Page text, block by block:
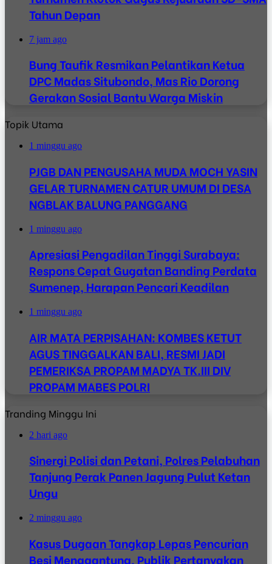
Tahun Depan
7 jam ago
Bung Taufik Resmikan Pelantikan Ketua
DPC Madas Situbondo, Mas Rio Dorong
Gerakan Sosial Bantu Warga Miskin
Topik Utama
1 minggu ago
PJGB DAN PENGUSAHA MUDA MOCH YASIN
GELAR TURNAMEN CATUR UMUM DI DESA
NGBLAK BALUNG PANGGANG
1 minggu ago
Apresiasi Pengadilan Tinggi Surabaya:
Respons Cepat Gugatan Banding Perdata
Sumenep, Harapan Pencari Keadilan
1 minggu ago
AIR MATA PERPISAHAN: KOMBES KETUT
AGUS TINGGALKAN BALI, RESMI JADI
PEMERIKSA PROPAM MADYA TK.III DIV
PROPAM MABES POLRI
Tranding Minggu Ini
2 hari ago
Sinergi Polisi dan Petani, Polres Pelabuhan
Tanjung Perak Panen Jagung Pulut Ketan
Ungu
2 minggu ago
Kasus Dugaan Tangkap Lepas Pencurian
Besi Menggantung, Publik Pertanyakan